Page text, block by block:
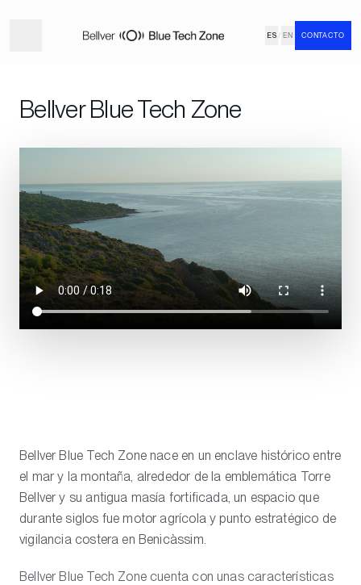
ES / EN CONTACTO
Bellver Blue Tech Zone
Bellver Blue Tech Zone nace en un enclave histórico entre
el mar y la montaña, alrededor de la emblemática Torre
Bellver y su antigua masía fortificada, un espacio que
durante siglos fue motor agrícola y punto estratégico de
vigilancia costera en Benicàssim.
Bellver Blue Tech Zone cuenta con unas características